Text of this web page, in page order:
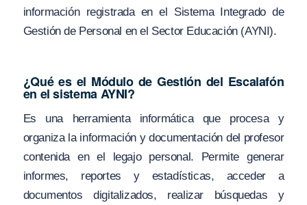
información registrada en el Sistema Integrado de
Gestión de Personal en el Sector Educación (AYNI).
¿Qué es el Módulo de Gestión del Escalafón
en el sistema AYNI?
Es una herramienta informática que procesa y
organiza la información y documentación del profesor
contenida en el legajo personal. Permite generar
informes, reportes y estadísticas, acceder a
documentos digitalizados, realizar búsquedas y